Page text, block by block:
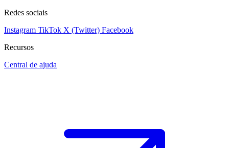
Redes sociais
Instagram TikTok X (Twitter) Facebook
Recursos
Central de ajuda